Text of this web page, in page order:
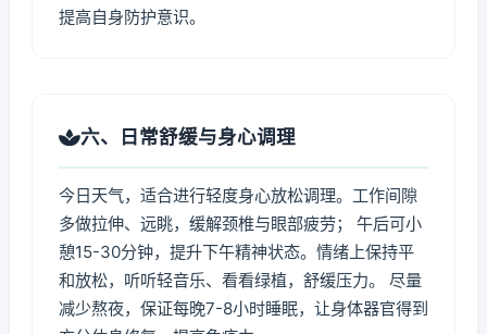
提高自身防护意识。
六、日常舒缓与身心调理
今日天气，适合进行轻度身心放松调理。工作间隙
多做拉伸、远眺，缓解颈椎与眼部疲劳； 午后可小
憩15-30分钟，提升下午精神状态。情绪上保持平
和放松，听听轻音乐、看看绿植，舒缓压力。 尽量
减少熬夜，保证每晚7-8小时睡眠，让身体器官得到